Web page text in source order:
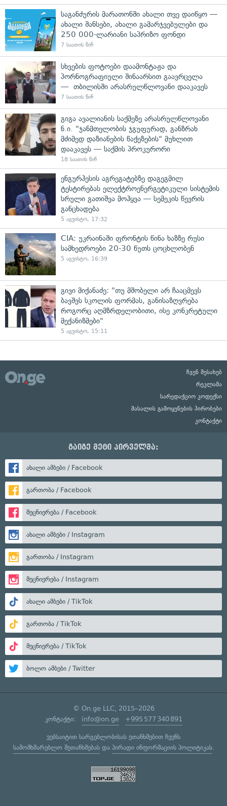
საგანძურის მარათონში ახალი თვე დაიწყო —
ახალი შანსები, ახალი გამარჯვებულები და
250 000-ლარიანი საპრიზო ფონდი
7 საათის წინ
სხვების ფოტოები დაამონტაჟა და
პორნოგრაფიული შინაარსით გაავრცელა
— თბილისში არასრულწლოვანი დააკავეს
7 საათის წინ
გიგა ავალიანის საქმეზე არასრულწლოვანი
ნ.ი. "ჯანმთელობის ჯგუფურად, განზრახ
მძიმედ დაზიანების წაქეზების" მუხლით
დააკავეს — საქმის პროკურორი
18 საათის წინ
ენგურჰესის აგრეგატებზე დაგეგმილ
ტესტირებას ელექტროენერგეტიკული სისტემის
სრული გათიშვა მოჰყვა — სემეკის წევრის
განცხადება
5 აგვისტო, 17:32
CIA: უკრაინაში ფრონტის წინა ხაზზე რუსი
სამხედროები 20-30 წუთს ცოცხლობენ
5 აგვისტო, 16:39
გივი მიქანაძე: "თუ მშობელი არ ჩააცმევს
ბავშვს სკოლის ფორმას, განისაზღვრება
როგორც აღმზრდელობითი, ისე კონკრეტული
მექანიზმები"
5 აგვისტო, 15:11
ჩვენ შესახებ
რეკლამა
სარედაქციო კოდექსი
მასალის გამოყენების პირობები
კონტაქტი
გაიგე მეტი პირველმა:
ახალი ამბები / Facebook
გართობა / Facebook
მეცნიერება / Facebook
ახალი ამბები / Instagram
გართობა / Instagram
მეცნიერება / Instagram
ახალი ამბები / TikTok
გართობა / TikTok
მეცნიერება / TikTok
ბოლო ამბები / Twitter
© On.ge LLC, 2015–2026
კონტაქტი: info@on.ge +995 577 340 891
ვებსაიტით სარგებლობისას ეთანხმებით ჩვენს
სამომხმარებლო შეთანხმებასდა პირადი ინფორმაციის პოლიტიკას.